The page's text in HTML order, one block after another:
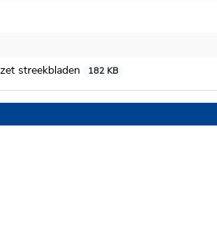
streekbladen 182 KB